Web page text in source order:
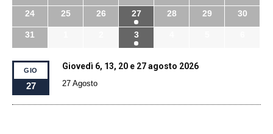
24 25 26 27 28 29 30
31 3
GIO
27
Giovedì 6, 13, 20 e 27 agosto 2026
27 Agosto